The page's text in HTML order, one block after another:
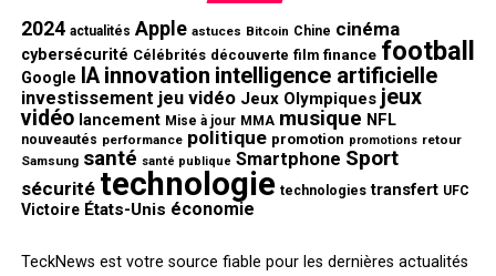
2024 actualités Apple astuces Bitcoin Chine cinéma
cybersécurité Célébrités découverte film finance football
Google IA innovation intelligence artificielle
investissement jeu vidéo Jeux Olympiques jeux
vidéo lancement Mise à jour MMA musique NFL
nouveautés performance politique promotion promotions retour
Samsung santé santé publique Smartphone Sport
sécurité technologie technologies transfert UFC
Victoire États-Unis économie
TeckNews est votre source fiable pour les dernières actualités